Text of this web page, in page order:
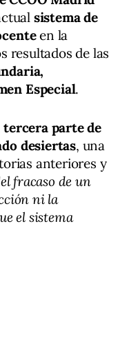
sistema de
en la
resultados de las
Especial.
tercera parte de
desiertas, una
anteriores y
fracaso de un
ni la
el sistema